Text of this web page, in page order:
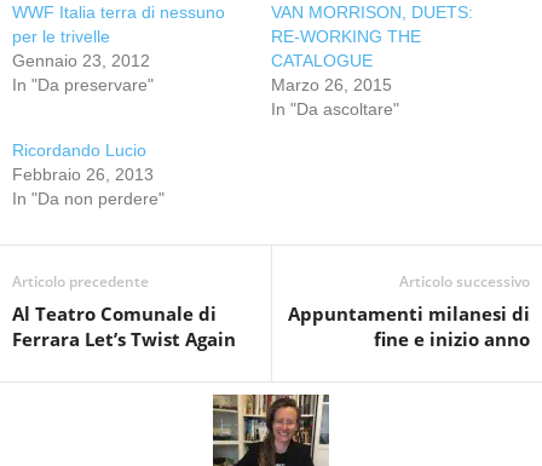
WWF Italia terra di nessuno
per le trivelle
Gennaio 23, 2012
In "Da preservare"
VAN MORRISON, DUETS:
RE-WORKING THE
CATALOGUE
Marzo 26, 2015
In "Da ascoltare"
Ricordando Lucio
Febbraio 26, 2013
In "Da non perdere"
Articolo precedente
Al Teatro Comunale di
Ferrara Let’s Twist Again
Articolo successivo
Appuntamenti milanesi di
fine e inizio anno